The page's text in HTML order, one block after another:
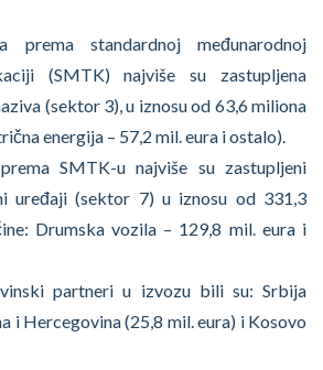
standardnoj međunarodnoj
(SMTK) najviše su zastupljena
(sektor 3), u iznosu od 63,6 miliona
energija – 57,2 mil. eura i ostalo).
SMTK-u najviše su zastupljeni
uređaji (sektor 7) u iznosu od 331,3
Drumska vozila – 129,8 mil. eura i
partneri u izvozu bili su: Srbija
i Hercegovina (25,8 mil. eura) i Kosovo